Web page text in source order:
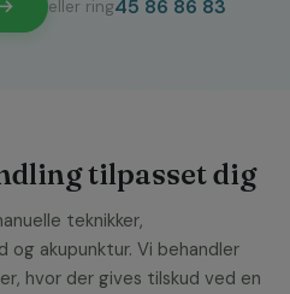
→ eller ring45 86 86 83
tilpasset dig
teknikker,
akupunktur. Vi behandler
hvor der gives tilskud ved en